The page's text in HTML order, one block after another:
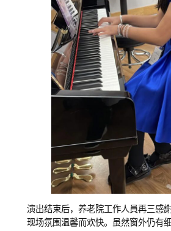
演出结束后，养老院工作人員再三感
现场氛围温馨而欢快。虽然窗外仍有